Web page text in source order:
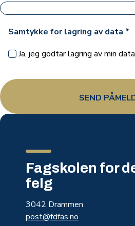
Samtykke for lagring av data *
Ja, jeg godtar lagring av min data
Fagskolen for
felg
3042 Drammen
post@fdfas.no